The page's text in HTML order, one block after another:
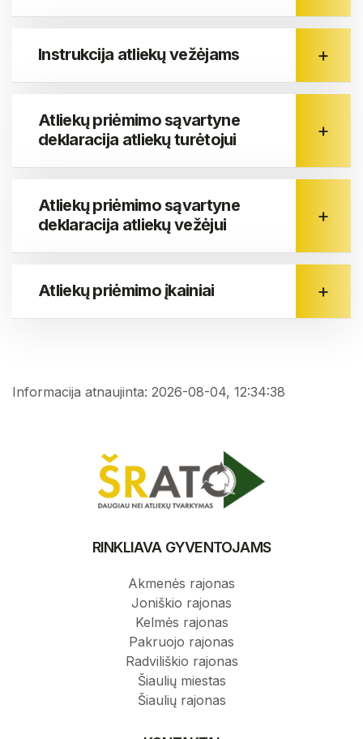
Instrukcija atliekų vežėjams
Atliekų priėmimo sąvartyne
deklaracija atliekų turėtojui
Atliekų priėmimo sąvartyne
deklaracija atliekų vežėjui
Atliekų priėmimo įkainiai
Informacija atnaujinta: 2026-08-04, 12:34:38
RINKLIAVA GYVENTOJAMS
Akmenės rajonas
Joniškio rajonas
Kelmės rajonas
Pakruojo rajonas
Radviliškio rajonas
Šiaulių miestas
Šiaulių rajonas